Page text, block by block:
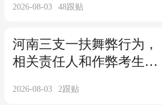
2026-08-03 48跟贴
河南三支一扶舞弊行为，
相关责任人和作弊考生，
2026-08-03 2跟贴